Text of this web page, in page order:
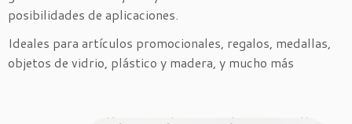
posibilidades de aplicaciones.
Ideales para artículos promocionales, regalos, medallas,
objetos de vidrio, plástico y madera, y mucho más